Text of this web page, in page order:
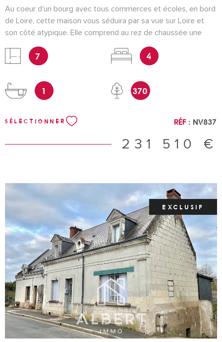
Au coeur d'un bourg avec tous commerces et écoles, en bord
de Loire, cette maison vous séduira par sa vue sur Loire et
son côté atypique. Elle comprend au rez de chaussée une
entrée, salon, séjour double, coin cuisine, wc avec lave mains.
A l'étage 3 chambres dont une de 23m² avec vue sur Loire et
un grand palier pouvant être transformé en chambre ou
bureau, salle de bains avec wc. Garage attenant. Chaufferie et
cave. Jardin clos avec accès à la Loire.Des travaux de
cheminées. CLASSE ENERGIE F référence NV837 Pour une
visite contacter Nathalie Vincent au 06 32 17 01 19 Les
informations sur les risques auxquels ce bien est exposé sont
7 4
1 370
SÉLECTIONNER Réf : NV837
231 510 €
EXCLUSIF
VOIR LE BIEN